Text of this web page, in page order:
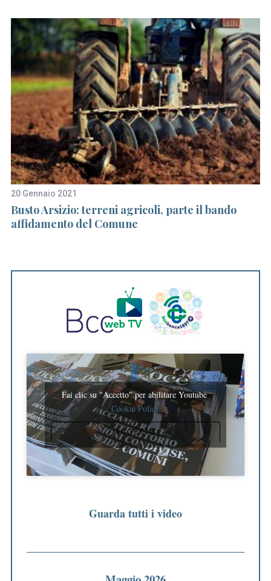
20 Gennaio 2021
Busto Arsizio: terreni agricoli, parte il bando
affidamento del Comune
Fai clic su "Accetto" per abilitare Youtube
Cookie Policy
ACCETTO
Guarda tutti i video